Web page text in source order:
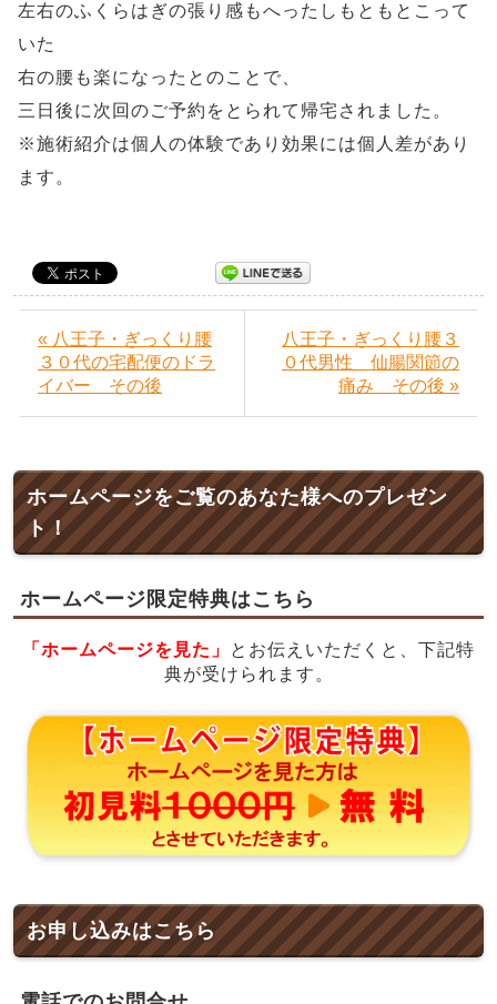
左右のふくらはぎの張り感もへったしもともとこって
いた
右の腰も楽になったとのことで、
三日後に次回のご予約をとられて帰宅されました。
※施術紹介は個人の体験であり効果には個人差があり
ます。
« 八王子・ぎっくり腰
３０代の宅配便のドラ
イバー その後
八王子・ぎっくり腰３
０代男性 仙腸関節の
痛み その後 »
ホームページをご覧のあなた様へのプレゼン
ト！
ホームページ限定特典はこちら
「ホームページを見た」
とお伝えいただくと、下記特
典が受けられます。
お申し込みはこちら